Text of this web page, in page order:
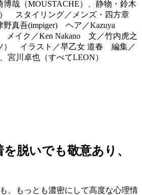
博哉（MOUSTACHE）、静物・鈴木
スタイリング／メンズ・四方章
野真吾(impiger) ヘア／Kazuya
メイク／Ken Nakano 文／竹内虎之
） イラスト／早乙女 道春 編集／
宮川卓也（すべてLEON）
脱いでも敬意あり、
、もっとも濃密にして高度な心理情